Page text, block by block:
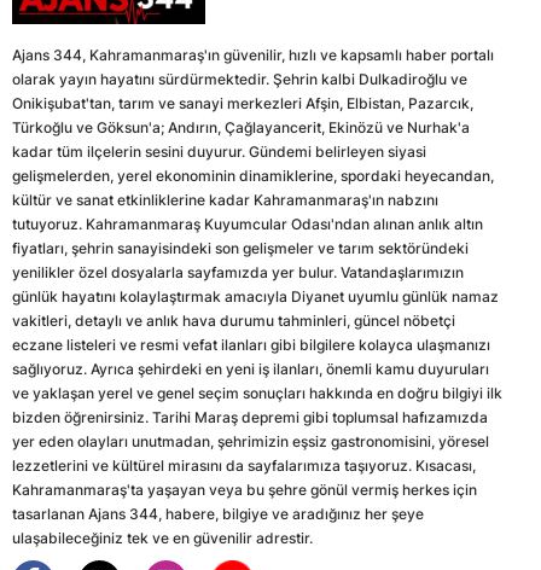
Ajans 344, Kahramanmaraş'ın güvenilir, hızlı ve kapsamlı haber portalı
olarak yayın hayatını sürdürmektedir. Şehrin kalbi Dulkadiroğlu ve
Onikişubat'tan, tarım ve sanayi merkezleri Afşin, Elbistan, Pazarcık,
Türkoğlu ve Göksun'a; Andırın, Çağlayancerit, Ekinözü ve Nurhak'a
kadar tüm ilçelerin sesini duyurur. Gündemi belirleyen siyasi
gelişmelerden, yerel ekonominin dinamiklerine, spordaki heyecandan,
kültür ve sanat etkinliklerine kadar Kahramanmaraş'ın nabzını
tutuyoruz. Kahramanmaraş Kuyumcular Odası'ndan alınan anlık altın
fiyatları, şehrin sanayisindeki son gelişmeler ve tarım sektöründeki
yenilikler özel dosyalarla sayfamızda yer bulur. Vatandaşlarımızın
günlük hayatını kolaylaştırmak amacıyla Diyanet uyumlu günlük namaz
vakitleri, detaylı ve anlık hava durumu tahminleri, güncel nöbetçi
eczane listeleri ve resmi vefat ilanları gibi bilgilere kolayca ulaşmanızı
sağlıyoruz. Ayrıca şehirdeki en yeni iş ilanları, önemli kamu duyuruları
ve yaklaşan yerel ve genel seçim sonuçları hakkında en doğru bilgiyi ilk
bizden öğrenirsiniz. Tarihi Maraş depremi gibi toplumsal hafızamızda
yer eden olayları unutmadan, şehrimizin eşsiz gastronomisini, yöresel
lezzetlerini ve kültürel mirasını da sayfalarımıza taşıyoruz. Kısacası,
Kahramanmaraş'ta yaşayan veya bu şehre gönül vermiş herkes için
tasarlanan Ajans 344, habere, bilgiye ve aradığınız her şeye
ulaşabileceğiniz tek ve en güvenilir adrestir.